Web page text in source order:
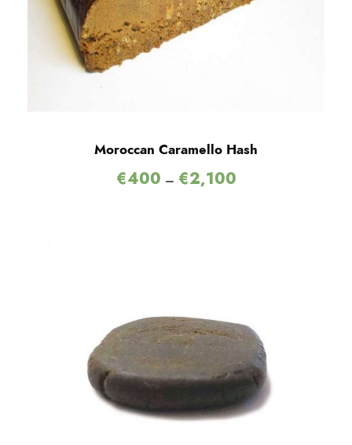
Moroccan Caramello Hash
€400 – €2,100